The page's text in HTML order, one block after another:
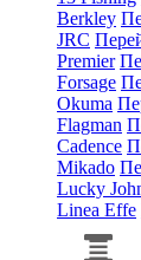
Berkley
JRC
Premier
Forsage
Okuma
Flagman
Cadence
Mikado
Lucky
Linea Effe